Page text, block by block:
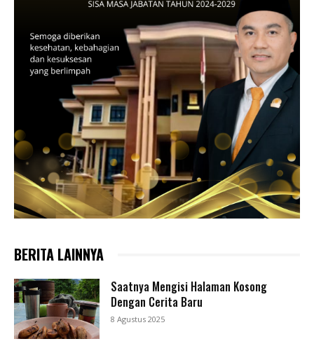
BERITA LAINNYA
Saatnya Mengisi Halaman Kosong
Dengan Cerita Baru
8 Agustus 2025